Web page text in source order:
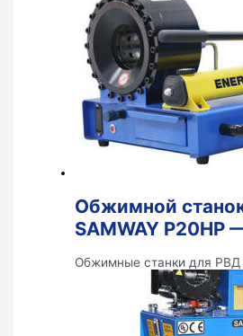
Обжимной
SAMWAY P20HP
Обжимные станки для РВД